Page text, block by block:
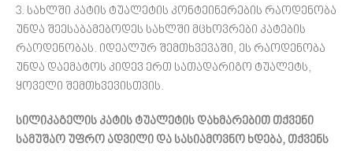
3. სახლში კატის ტუალეტის კონტეინერების რაოდენობა
უნდა შეესაბამებოდეს სახლში მცხოვრები კატების
რაოდენობას. იდეალურ შემთხვევაში, ეს რაოდენობა
უნდა დაემატოს კიდევ ერთ სათადარიგო ტუალეტს,
ყოველი შემთხვევისთვის.
სილიკაგელის კატის ტუალეტის დახმარებით თქვენი
სამუშაო უფრო ადვილი და სასიამოვნო ხდება, თქვენს